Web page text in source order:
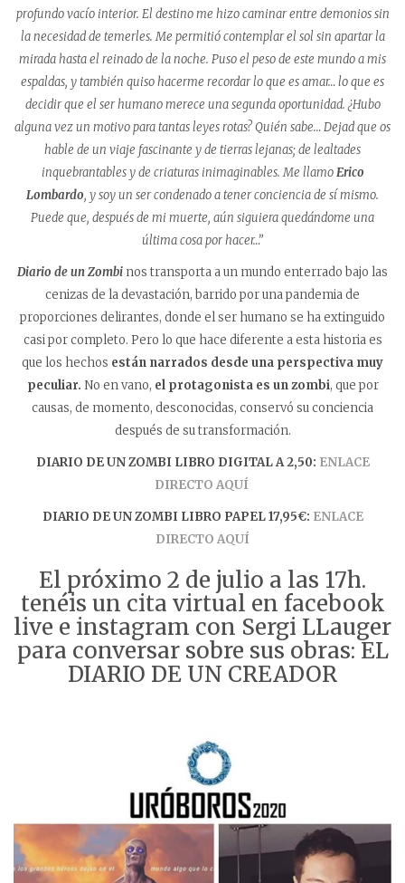
profundo vacío interior. El destino me hizo caminar entre demonios sin
la necesidad de temerles. Me permitió contemplar el sol sin apartar la
mirada hasta el reinado de la noche. Puso el peso de este mundo a mis
espaldas, y también quiso hacerme recordar lo que es amar… lo que es
decidir que el ser humano merece una segunda oportunidad. ¿Hubo
alguna vez un motivo para tantas leyes rotas? Quién sabe… Dejad que os
hable de un viaje fascinante y de tierras lejanas; de lealtades
inquebrantables y de criaturas inimaginables. Me llamoErico
Lombardo, y soy un ser condenado a tener conciencia de sí mismo.
Puede que, después de mi muerte, aún siguiera quedándome una
última cosa por hacer…”
Diario de un Zombi nos transporta a un mundo enterrado bajo las
cenizas de la devastación, barrido por una pandemia de
proporciones delirantes, donde el ser humano se ha extinguido
casi por completo. Pero lo que hace diferente a esta historia es
que los hechos están narrados desde una perspectiva muy
peculiar. No en vano, el protagonista es un zombi, que por
causas, de momento, desconocidas, conservó su conciencia
después de su transformación.
DIARIO DE UN ZOMBI LIBRO DIGITAL A 2,50: ENLACE
DIRECTO AQUÍ
DIARIO DE UN ZOMBI LIBRO PAPEL 17,95€: ENLACE
DIRECTO AQUÍ
El próximo 2 de julio a las 17h.
tenéis un cita virtual en facebook
live e instagram con Sergi LLauger
para conversar sobre sus obras: EL
DIARIO DE UN CREADOR